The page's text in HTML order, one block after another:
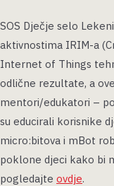
SOS Dječje selo
aktivnostima IRIM-a
Internet of Things
odlične rezultate, a
mentori/edukatori –
su educirali korisnike
micro:bitova i mBot
poklone djeci kako bi
pogledajte ovdje.